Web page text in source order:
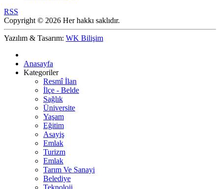
RSS
Copyright © 2026 Her hakkı saklıdır.
Yazılım & Tasarım: WK Bilişim
Anasayfa
Kategoriler
Resmî İlan
İlçe - Belde
Sağlık
Üniversite
Yaşam
Eğitim
Asayiş
Emlak
Turizm
Emlak
Tarım Ve Sanayi
Belediye